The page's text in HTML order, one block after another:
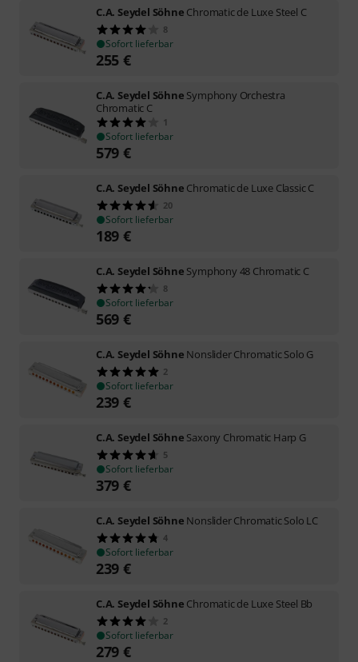
C.A. Seydel Söhne Chromatic de Luxe Steel C
8
Sofort lieferbar
255 €
C.A. Seydel Söhne Symphony Orchestra
Chromatic C
1
Sofort lieferbar
579 €
C.A. Seydel Söhne Chromatic de Luxe Classic C
20
Sofort lieferbar
189 €
C.A. Seydel Söhne Symphony 48 Chromatic C
8
Sofort lieferbar
569 €
C.A. Seydel Söhne Nonslider Chromatic Solo G
2
Sofort lieferbar
239 €
C.A. Seydel Söhne Saxony Chromatic Harp G
5
Sofort lieferbar
379 €
C.A. Seydel Söhne Nonslider Chromatic Solo LC
4
Sofort lieferbar
239 €
C.A. Seydel Söhne Chromatic de Luxe Steel Bb
2
Sofort lieferbar
279 €